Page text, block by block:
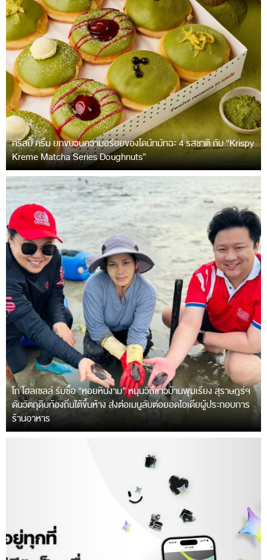
คริสปี้ ครีม ยกขบวนความอร่อยของโดนัทมัทฉะ 4 รสชาติ กับ “Krispy
Kreme Matcha Series Doughnuts”
โก โฮลเซลล์ รับซื้อ “หอยหินงาม” หนุนวิถีชาวบ้านพุมเรียง สุราษฎร์ฯ
ดันวัตถุดิบท้องถิ่นใต้ขึ้นห้าง ส่งต่อเมนูลับต่อยอดไอเดียผู้ประกอบการ
ร้านอาหาร